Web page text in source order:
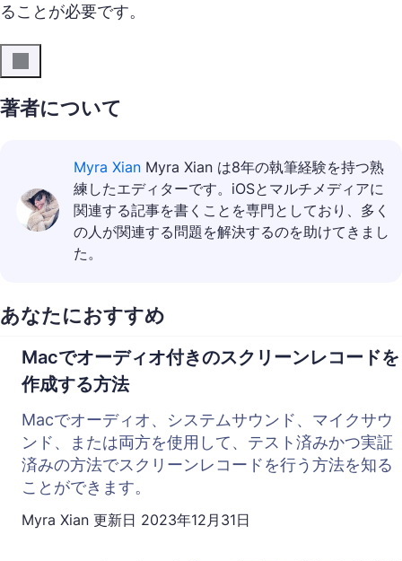
ることが必要です。
著者について
Myra Xian Myra Xian は8年の執筆経験を持つ熟
練したエディターです。iOSとマルチメディアに
関連する記事を書くことを専門としており、多く
の人が関連する問題を解決するのを助けてきまし
た。
あなたにおすすめ
Macでオーディオ付きのスクリーンレコードを
作成する方法
Macでオーディオ、システムサウンド、マイクサウ
ンド、または両方を使用して、テスト済みかつ実証
済みの方法でスクリーンレコードを行う方法を知る
ことができます。
Myra Xian 更新日 2023年12月31日